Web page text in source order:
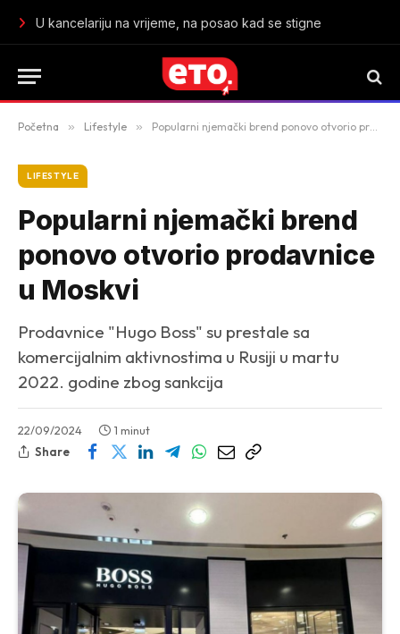
Vrućina mijenja rad mozga: Visoke temperature slabe
Početna » Lifestyle » Popularni njemački brend ponovo otvorio prodavnice u Moskvi
LIFESTYLE
Popularni njemački brend
ponovo otvorio prodavnice
u Moskvi
Prodavnice "Hugo Boss" su prestale sa
komercijalnim aktivnostima u Rusiji u martu
2022. godine zbog sankcija
22/09/2024
1 minut
Share